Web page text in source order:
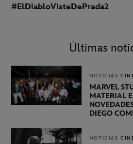
#ElDiabloVisteDePrada2
Últimas
NOTICIAS
MARVEL
MATERIAL
DIEGO
NOTICIAS